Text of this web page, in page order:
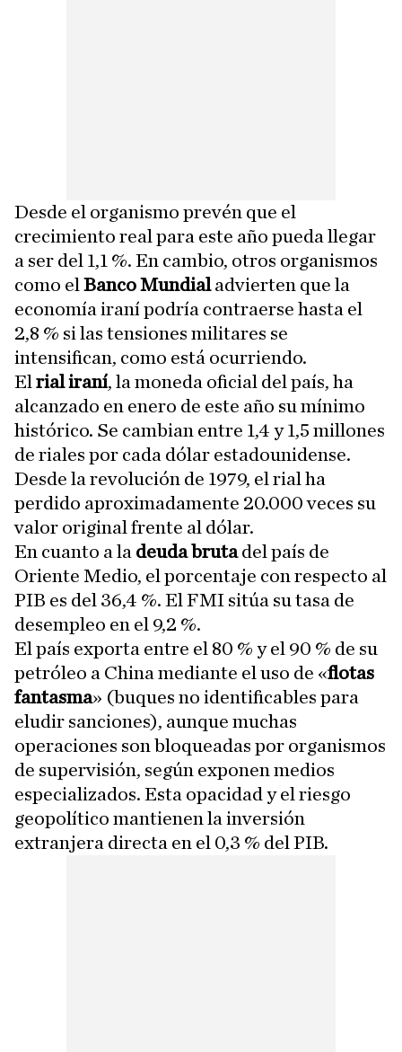
Desde el organismo prevén que el
crecimiento real para este año pueda llegar
a ser del 1,1 %. En cambio, otros organismos
como el Banco Mundialadvierten que la
economía iraní podría contraerse hasta el
2,8 % si las tensiones militares se
intensifican, como está ocurriendo.
El rial iraní, la moneda oficial del país, ha
alcanzado en enero de este año su mínimo
histórico. Se cambian entre 1,4 y 1,5 millones
de riales por cada dólar estadounidense.
Desde la revolución de 1979, el rial ha
perdido aproximadamente 20.000 veces su
valor original frente al dólar.
En cuanto a la deuda brutadel país de
Oriente Medio, el porcentaje con respecto al
PIB es del 36,4 %. El FMI sitúa su tasa de
desempleo en el 9,2 %.
El país exporta entre el 80 % y el 90 % de su
petróleo a China mediante el uso de «flotas
fantasma» (buques no identificables para
eludir sanciones), aunque muchas
operaciones son bloqueadas por organismos
de supervisión, según exponen medios
especializados. Esta opacidad y el riesgo
geopolítico mantienen la inversión
extranjera directa en el 0,3 % del PIB.